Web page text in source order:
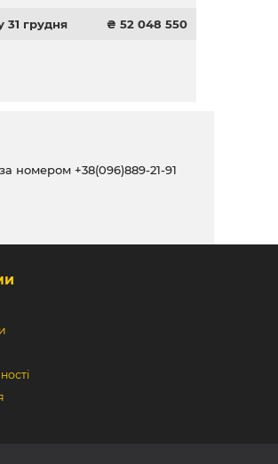
31 грудня ₴ 52 048 550
номером +38(096)889-21-91